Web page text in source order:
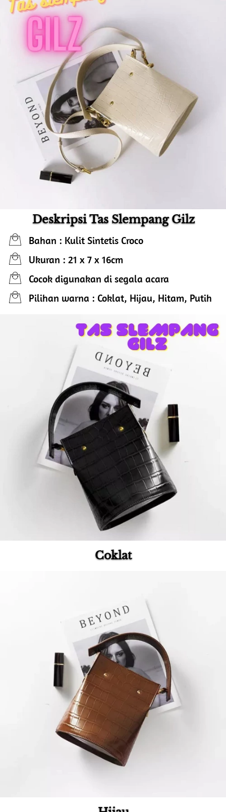
Deskripsi Tas Slempang Gilz
Bahan : Kulit Sintetis Croco
Ukuran : 21 x 7 x 16cm
Cocok digunakan di segala acara
Pilihan warna : Coklat, Hijau, Hitam, Putih
Coklat